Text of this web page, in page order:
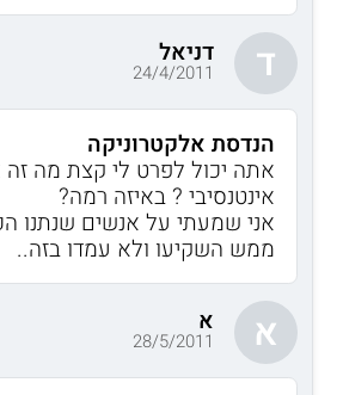
ד דניאל
24/4/2011
הנדסת אלקטרוניקה
אתה יכול לפרט לי קצת מה זה
אינטנסיבי ? באיזה רמה?
אני שמעתי על אנשים שנתנו
ממש השקיעו ולא עמדו בזה..
א א
28/5/2011